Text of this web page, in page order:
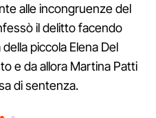
alle incongruenze del
il delitto facendo
piccola Elena Del
e da allora Martina Patti
di sentenza.